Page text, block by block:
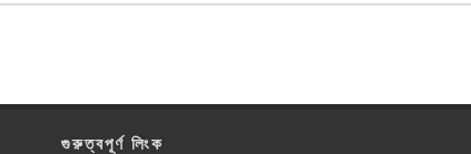
গুরুত্বপূর্ণ লিংক